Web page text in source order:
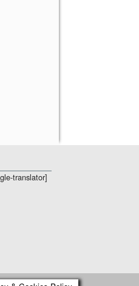
translator]
Theme